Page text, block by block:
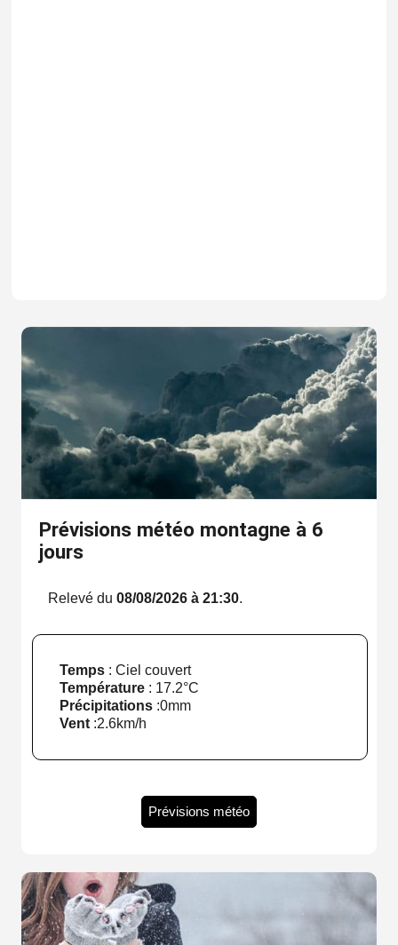
Prévisions météo montagne à 6
jours
Relevé du 08/08/2026 à 21:30.
Temps: Ciel couvert
Température: 17.2°C
Précipitations:0mm
Vent:2.6km/h
Prévisions météo